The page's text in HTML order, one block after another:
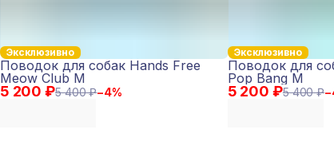
Эксклюзивно
5 200 ₽5 400 ₽−4%
Поводок для собак Hands Free
Meow Club M
Эксклюзивно
5 200 ₽5 400 ₽−
Поводок для
Pop Bang M